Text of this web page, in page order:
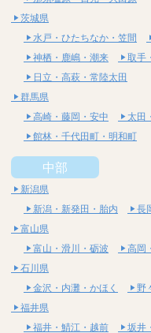
茨城県
水戸・ひたちなか・笠間
神栖・鹿嶋・潮来
取手
日立・高萩・常陸太田
群馬県
高崎・藤岡・安中
太田
館林・千代田町・明和町
中部
新潟県
新潟・新発田・胎内
長
富山県
富山・滑川・砺波
高岡
石川県
金沢・内灘・かほく
野
福井県
福井・鯖江・越前
坂井